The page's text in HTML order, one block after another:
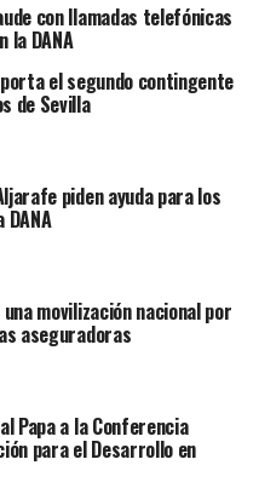
con llamadas telefónicas
la DANA
el segundo contingente
de Sevilla
piden ayuda para los
una movilización nacional por
aseguradoras
Papa a la Conferencia
para el Desarrollo en